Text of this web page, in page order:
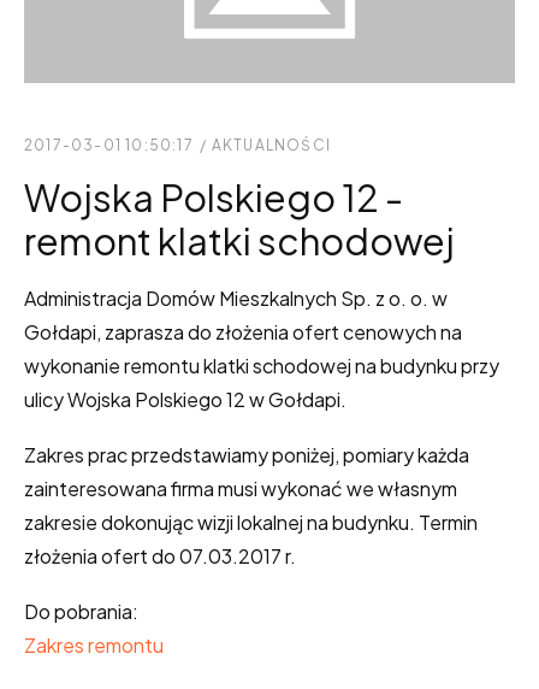
2017-03-01 10:50:17 / AKTUALNOŚCI
Wojska Polskiego 12 -
remont klatki schodowej
Administracja Domów Mieszkalnych Sp. z o. o. w
Gołdapi, zaprasza do złożenia ofert cenowych na
wykonanie remontu klatki schodowej na budynku przy
ulicy Wojska Polskiego 12 w Gołdapi.
Zakres prac przedstawiamy poniżej, pomiary każda
zainteresowana firma musi wykonać we własnym
zakresie dokonując wizji lokalnej na budynku. Termin
złożenia ofert do 07.03.2017 r.
Do pobrania:
Zakres remontu